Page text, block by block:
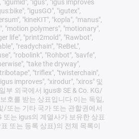
"igumid", "igus", "igus improves
"igusGO", "igutex",
"kineKIT", "kopla", "manus",
"motion polymers", "motionary",
life", "print2mold", "Rawbot",
"readychain", "ReBeL",
"robolink", "Rohbot", "savfe",
"take the dryway",
"triflex", "twisterchain",
improves", "xirodur", "xiros" 및
부 외국에서 igus® SE & Co. KG/
호를 받는 상표입니다 이는 독일,
/또는 기타 국가 또는 관할권에서
또는 igus의 계열사가 보유한 상표
또는 등록 상표)의 전체 목록이